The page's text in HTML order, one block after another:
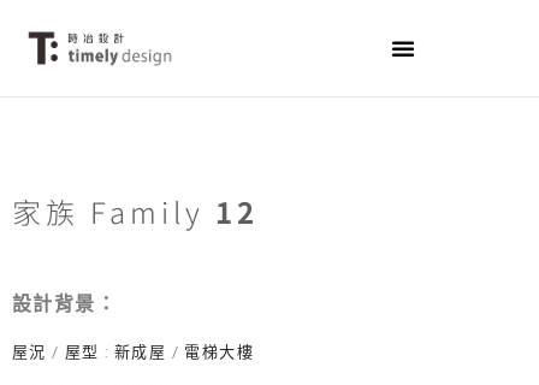
家族 Family 12
設計背景：
屋況 / 屋型 : 新成屋 / 電梯大樓